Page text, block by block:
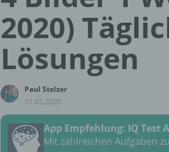
2020)
Lösungen
Paul Stelzer
31.03.2020
App Empfehlung: IQ Test
Mit zahlreichen Aufgaben